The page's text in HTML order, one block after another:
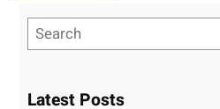
e
rLatest Posts